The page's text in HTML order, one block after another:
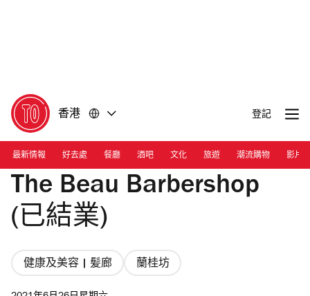
香港 登記
最新情報 好去處 餐廳 酒吧 文化 旅遊 潮流購物 影片
The Beau Barbershop
(已結業)
健康及美容 | 髪廊 蘭桂坊